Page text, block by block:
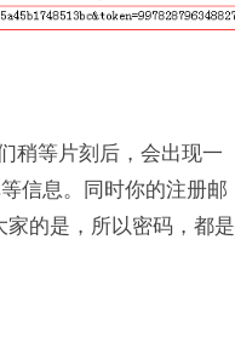
稍等片刻后，会出现一
信息。同时你的注册邮
的是，所以密码，都是